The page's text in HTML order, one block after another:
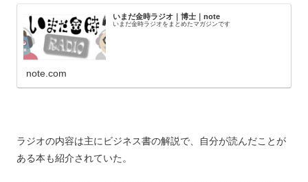
いまだ金時ラジオ｜博士｜note
いまだ金時ラジオをまとめたマガジンです
note.com
ラジオの内容は主にビジネス書の解説で、自分が読んだことが
ある本も紹介されていた。